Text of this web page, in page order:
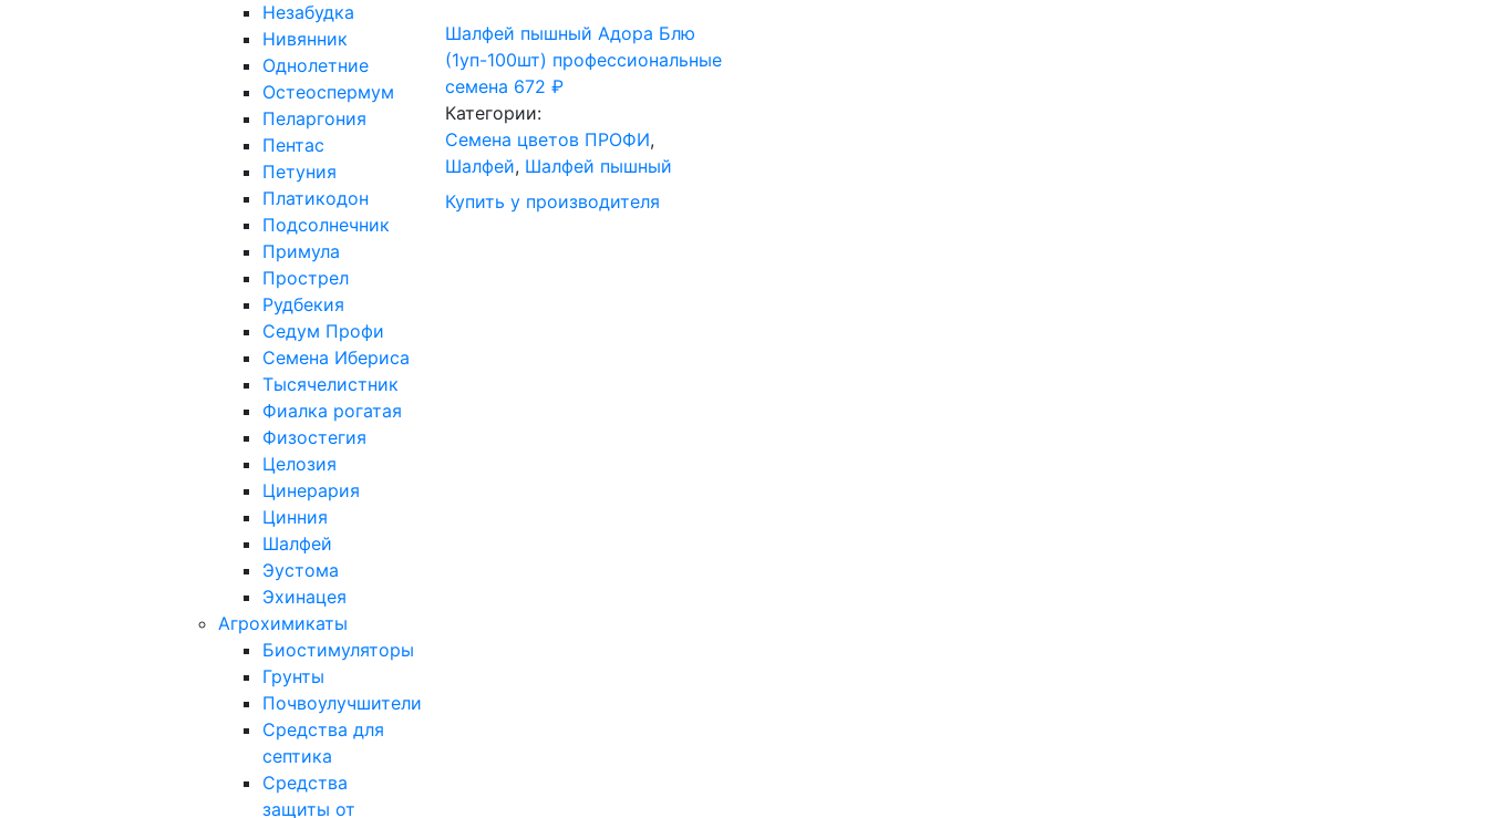
Незабудка
Нивянник
Однолетние
Остеоспермум
Пеларгония
Пентас
Петуния
Платикодон
Подсолнечник
Примула
Прострел
Рудбекия
Седум Профи
Семена Ибериса
Тысячелистник
Фиалка рогатая
Физостегия
Целозия
Цинерария
Цинния
Шалфей
Эустома
Эхинацея
Агрохимикаты
Биостимуляторы
Грунты
Почвоулучшители
Средства для
септика
Средства
защиты от
Шалфей пышный Адора Блю
(1уп-100шт) профессиональные
семена 672 ₽
Категории:
Cемена цветов ПРОФИ,
Шалфей, Шалфей пышный
Купить у производителя